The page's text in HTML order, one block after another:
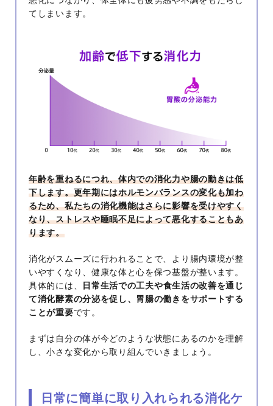
てしまいます。
年齢を重ねるにつれ、体内での消化力や腸の動きは低
下します。更年期にはホルモンバランスの変化も加わ
るため、私たちの消化機能はさらに影響を受けやすく
なり、ストレスや睡眠不足によって悪化することもあ
ります。
消化がスムーズに行われることで、より腸内環境が整
いやすくなり、健康な体と心を保つ基盤が整います。
具体的には、
日常生活での工夫や食生活の改善を通じ
て消化酵素の分泌を促し、胃腸の働きをサポートする
ことが重要です。
まずは自分の体が今どのような状態にあるのかを理解
し、小さな変化から取り組んでいきましょう。
日常に簡単に取り入れられる消化ケ